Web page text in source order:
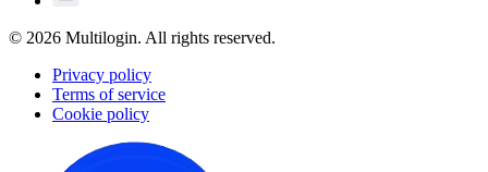
© 2026 Multilogin. All rights reserved.
Privacy policy
Terms of service
Cookie policy